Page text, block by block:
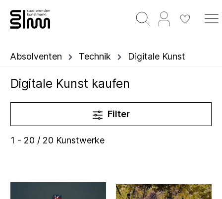
Absolventen Technik Digitale Kunst
Digitale Kunst kaufen
Filter
1 - 20 / 20 Kunstwerke